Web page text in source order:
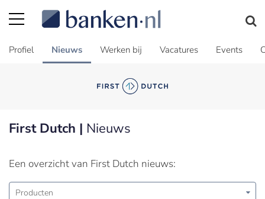
Profiel Nieuws Werken bij Vacatures Events
First Dutch | Nieuws
Een overzicht van First Dutch nieuws:
Producten